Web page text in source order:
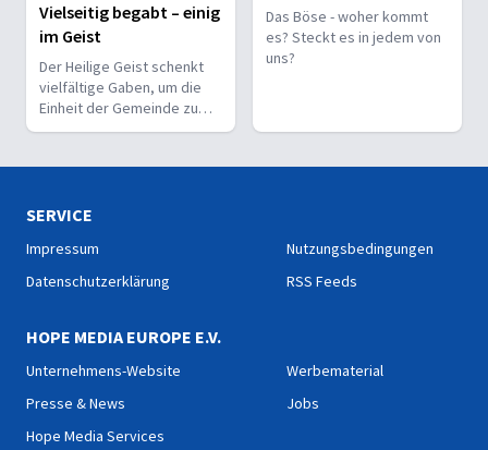
Vielseitig begabt – einig
im Geist
Der Heilige Geist schenkt
vielfältige Gaben, um die
Einheit der Gemeinde zu
stärken und sie zu
Menschen zu bekennen.
Das Böse - woher kommt
es? Steckt es in jedem von
uns?
SERVICE
Impressum
Datenschutzerklärung
Nutzungsbedingungen
RSS Feeds
HOPE MEDIA EUROPE E.V.
Unternehmens-Website
Presse & News
Hope Media Services
Werbematerial
Jobs